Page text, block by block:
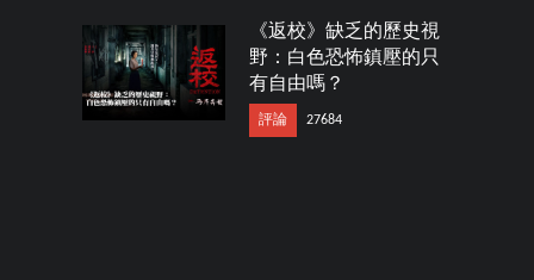
《返校》缺乏的歷史視
野：白色恐怖鎮壓的只
有自由嗎？
評論 27684